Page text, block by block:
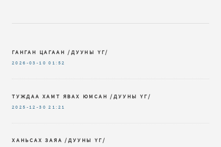
ГАНГАН ЦАГААН /ДУУНЫ ҮГ/
2026-03-10 01:52
ТУЖДАА ХАМТ ЯВАХ ЮМСАН /ДУУНЫ ҮГ/
2025-12-30 21:21
ХАНЬСАХ ЗАЯА /ДУУНЫ ҮГ/